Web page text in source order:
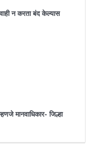
न करता बंद केल्यास
मानवाधिकार- जिल्हा